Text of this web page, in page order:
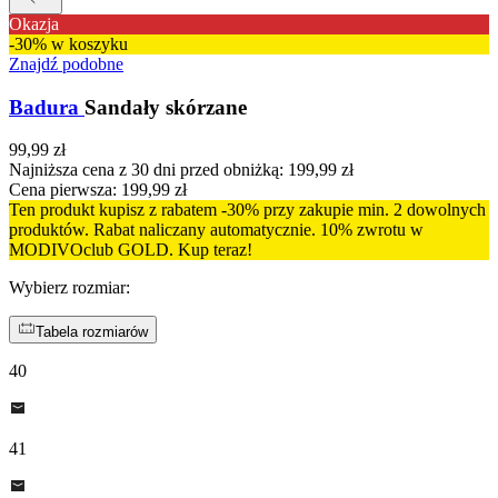
Okazja
-30% w koszyku
Znajdź podobne
Badura Sandały skórzane
99,99 zł
Najniższa cena z 30 dni przed obniżką: 199,99 zł
Cena pierwsza: 199,99 zł
Ten produkt kupisz z rabatem -30% przy zakupie min. 2 dowolnych
produktów. Rabat naliczany automatycznie. 10% zwrotu w
MODIVOclub GOLD. Kup teraz!
Wybierz rozmiar:
Tabela rozmiarów
40
41